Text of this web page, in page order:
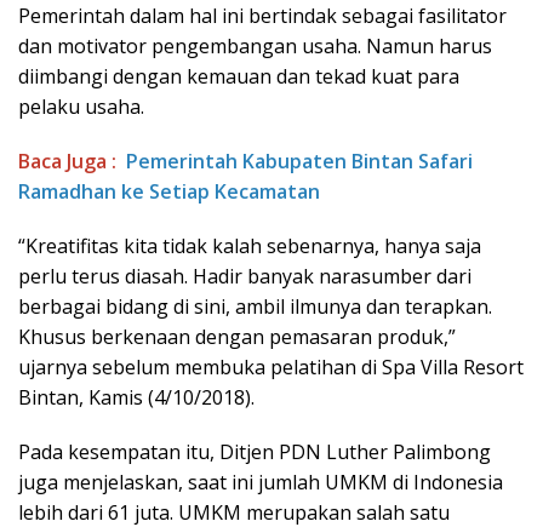
Pemerintah dalam hal ini bertindak sebagai fasilitator
dan motivator pengembangan usaha. Namun harus
diimbangi dengan kemauan dan tekad kuat para
pelaku usaha.
Baca Juga : Pemerintah Kabupaten Bintan Safari
Ramadhan ke Setiap Kecamatan
“Kreatifitas kita tidak kalah sebenarnya, hanya saja
perlu terus diasah. Hadir banyak narasumber dari
berbagai bidang di sini, ambil ilmunya dan terapkan.
Khusus berkenaan dengan pemasaran produk,”
ujarnya sebelum membuka pelatihan di Spa Villa Resort
Bintan, Kamis (4/10/2018).
Pada kesempatan itu, Ditjen PDN Luther Palimbong
juga menjelaskan, saat ini jumlah UMKM di Indonesia
lebih dari 61 juta. UMKM merupakan salah satu